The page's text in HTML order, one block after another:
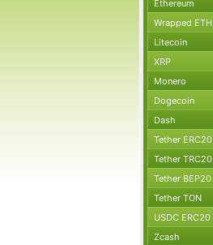
Ethereum
Wrapped ETH
Litecoin
XRP
Monero
Dogecoin
Dash
Tether ERC20
Tether TRC20
Tether BEP20
Tether TON
USDC ERC20
Zcash